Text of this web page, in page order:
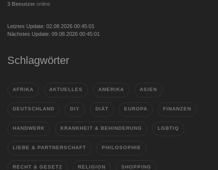
3 Benutzer online
Letztes Update: 02.08.2026 00:45:01
Nächstes Update: 09.08.2026 00:45:01
Schlagwörter
AFRIKA AKTUELLES AMERIKA ASIEN
DEUTSCHLAND DIY DIÄT EUROPA FINANZEN
HANDWERK KRANKHEIT & BEHINDERUNG LGBTIQ
LIEBE & PARTNERSCHAFT PHILOSOPHIE
RECHT & GESETZ RELIGION SHOPPING